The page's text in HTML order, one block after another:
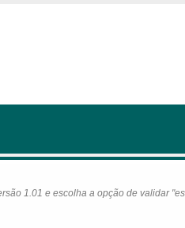
1.01 e escolha a opção de validar